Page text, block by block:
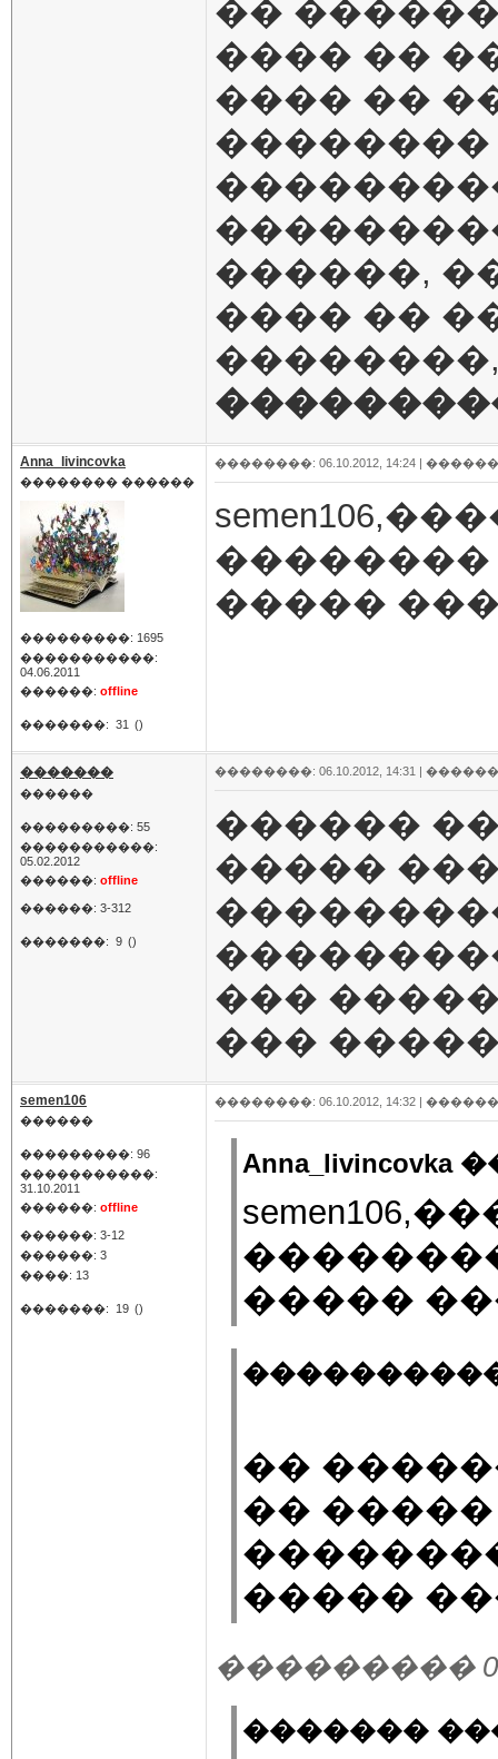
��
���� ��
���� ��
��������
������,
���� ��
Anna_livincovka
�������� ������
���������: 1695
�����������:
04.06.2011
������: offline
�������: 31 ()
��������: 06.10.2012, 14:24 |
��������
�����
�������
������
���������: 55
�����������:
05.02.2012
������: offline
������: 3-312
�������: 9 ()
��������: 06.10.2012, 14:31 |
������
�����
���
���
semen106
������
���������: 96
�����������:
31.10.2011
������: offline
������: 3-12
������: 3
����: 13
�������: 19 ()
��������: 06.10.2012, 14:32 |
�����
��
��
�����
���������
�������